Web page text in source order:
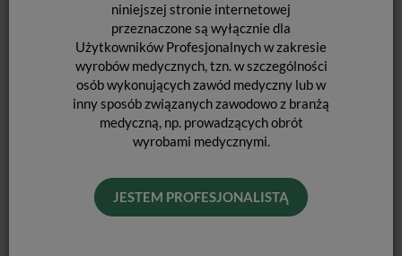
niniejszej stronie internetowej
przeznaczone są wyłącznie dla
Użytkowników Profesjonalnych w zakresie
wyrobów medycznych, tzn. w szczególności
osób wykonujących zawód medyczny lub w
inny sposób związanych zawodowo z branżą
medyczną, np. prowadzących obrót
wyrobami medycznymi.
JESTEM PROFESJONALISTĄ
ELITE HD+ PUTTY SOFT NORMAL / 2
X 250ML
Od podanej ceny nie udzielamy dodatkowego rabatu.
Zhermack